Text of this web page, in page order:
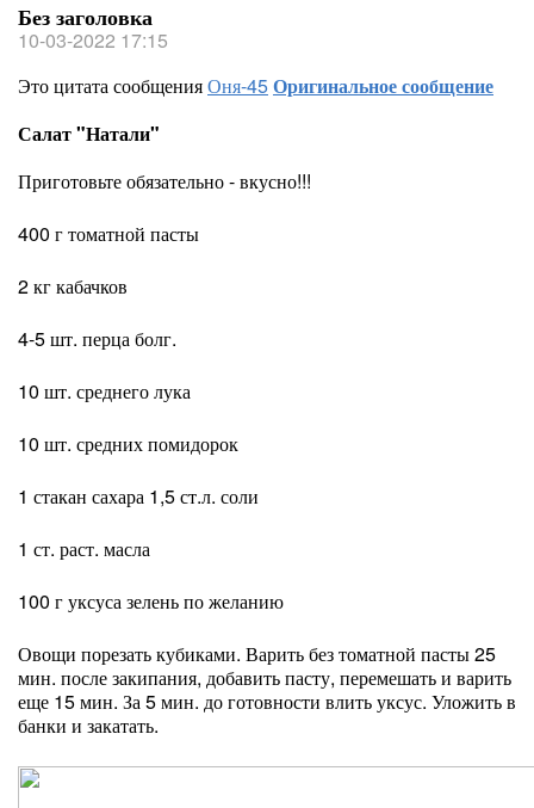
Без заголовка
10-03-2022 17:15
Это цитата сообщенияОня-45Оригинальное сообщение
Салат "Натали"
Приготовьте обязательно - вкусно!!!
400 г томатной пасты
2 кг кабачков
4-5 шт. перца болг.
10 шт. среднего лука
10 шт. средних помидорок
1 стакан сахара 1,5 ст.л. соли
1 ст. раст. масла
100 г уксуса зелень по желанию
Овощи порезать кубиками. Варить без томатной пасты 25
мин. после закипания, добавить пасту, перемешать и варить
еще 15 мин. За 5 мин. до готовности влить уксус. Уложить в
банки и закатать.